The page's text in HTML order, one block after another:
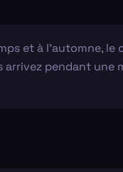
et à l'automne, le
arrivez pendant une